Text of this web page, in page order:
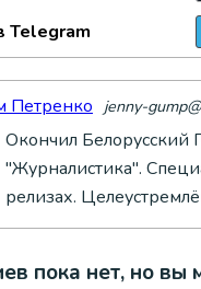
Telegram
Петренко jenny-
Окончил Белорусский
"Журналистика".
релизах.
пока нет, но вы